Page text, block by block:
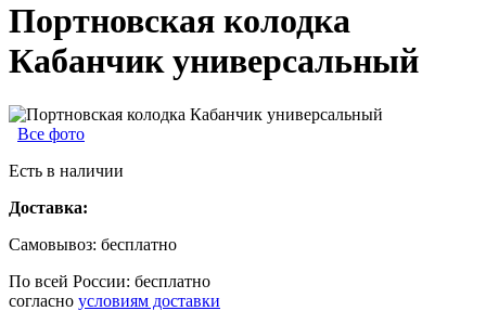
Портновская колодка
Кабанчик универсальный
Все фото
Есть в наличии
Доставка:
Самовывоз: бесплатно
По всей России: бесплатно
согласно условиям доставки